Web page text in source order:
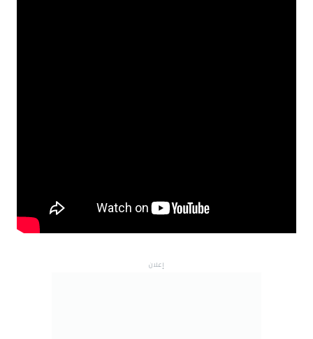
إعلان